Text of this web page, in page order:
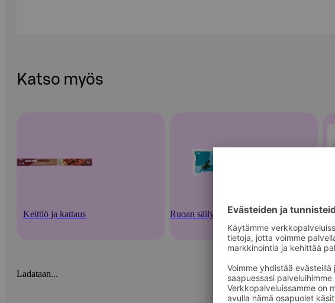
Katso myös
Keittiö ja kattaus Ruoan säilytysastiat ja -välineet
Ladataan...